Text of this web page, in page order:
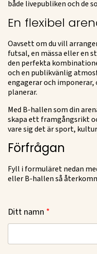
både livepubliken och de
En flexibel
Oavsett om du vill
futsal, en mässa eller en
den perfekta
och en publikvänlig
engagerar och
planerar.
Med B-hallen som din
skapa ett framgångsrikt
vare sig det är sport,
Förfrågan
Fyll i formuläret nedan
eller B-hallen så
Ditt namn